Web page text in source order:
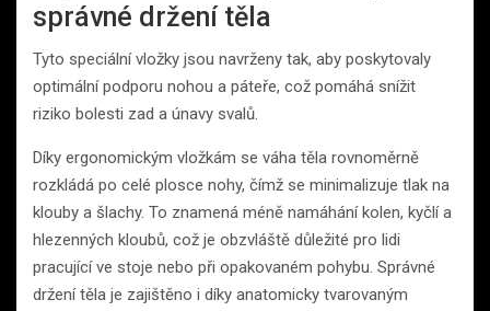
správné držení těla
Tyto speciální vložky jsou navrženy tak, aby poskytovaly
optimální podporu nohou a páteře, což pomáhá snížit
riziko bolesti zad a únavy svalů.
Díky ergonomickým vložkám se váha těla rovnoměrně
rozkládá po celé plosce nohy, čímž se minimalizuje tlak na
klouby a šlachy. To znamená méně namáhání kolen, kyčlí a
hlezenných kloubů, což je obzvláště důležité pro lidi
pracující ve stoje nebo při opakovaném pohybu. Správné
držení těla je zajištěno i díky anatomicky tvarovaným